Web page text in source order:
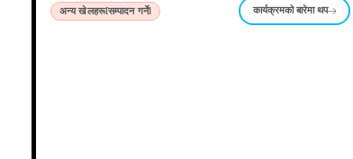
अन्य खेलहरू[सम्पादन गर्ने] कार्यक्रमको बारेमा थप